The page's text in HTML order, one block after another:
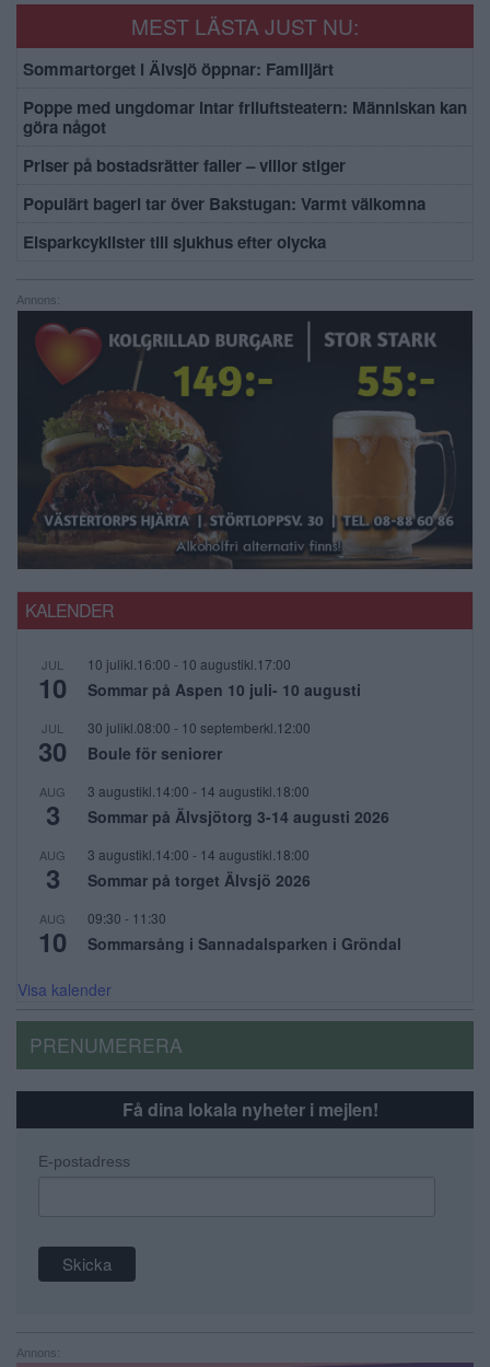
MEST LÄSTA JUST NU:
Sommartorget i Älvsjö öppnar: Familjärt
Poppe med ungdomar intar friluftsteatern: Människan kan
göra något
Priser på bostadsrätter faller – villor stiger
Populärt bageri tar över Bakstugan: Varmt välkomna
Elsparkcyklister till sjukhus efter olycka
Annons:
KALENDER
JUL
10
10 julikl.16:00 - 10 augustikl.17:00
Sommar på Aspen 10 juli- 10 augusti
JUL
30
30 julikl.08:00 - 10 septemberkl.12:00
Boule för seniorer
AUG
3
3 augustikl.14:00 - 14 augustikl.18:00
Sommar på Älvsjötorg 3-14 augusti 2026
AUG
3
3 augustikl.14:00 - 14 augustikl.18:00
Sommar på torget Älvsjö 2026
AUG
10
09:30 - 11:30
Sommarsång i Sannadalsparken i Gröndal
Visa kalender
PRENUMERERA
Få dina lokala nyheter i mejlen!
E-postadress
Annons: